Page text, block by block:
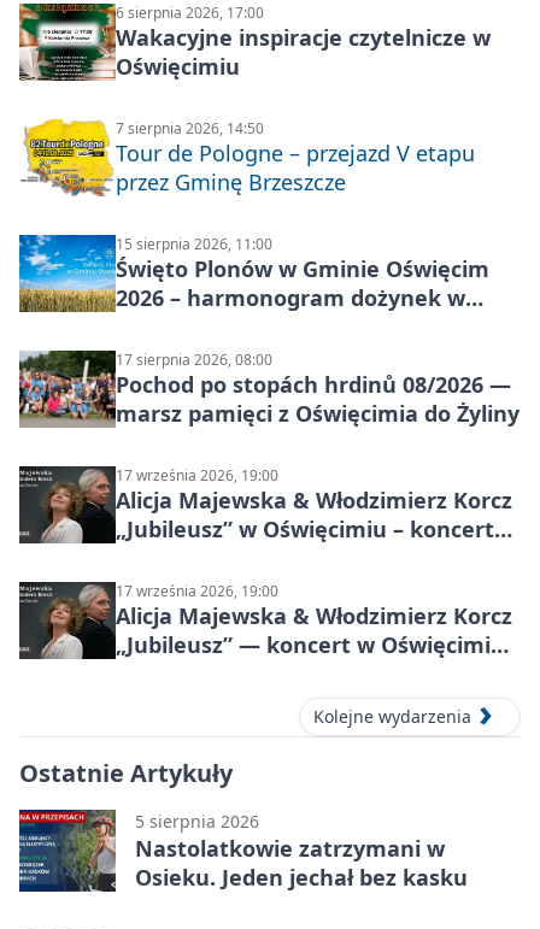
6 sierpnia 2026, 17:00
Wakacyjne inspiracje czytelnicze w
Oświęcimiu
7 sierpnia 2026, 14:50
Tour de Pologne – przejazd V etapu
przez Gminę Brzeszcze
15 sierpnia 2026, 11:00
Święto Plonów w Gminie Oświęcim
2026 – harmonogram dożynek w
17 sierpnia 2026, 08:00
Pochod po stopách hrdinů 08/2026 —
marsz pamięci z Oświęcimia do Żyliny
17 września 2026, 19:00
Alicja Majewska & Włodzimierz Korcz
„Jubileusz” w Oświęcimiu – koncert
17 września 2026, 19:00
Alicja Majewska & Włodzimierz Korcz
„Jubileusz” — koncert w Oświęcimiu,
Kolejne wydarzenia
Ostatnie Artykuły
5 sierpnia 2026
Nastolatkowie zatrzymani w
Osieku. Jeden jechał bez kasku